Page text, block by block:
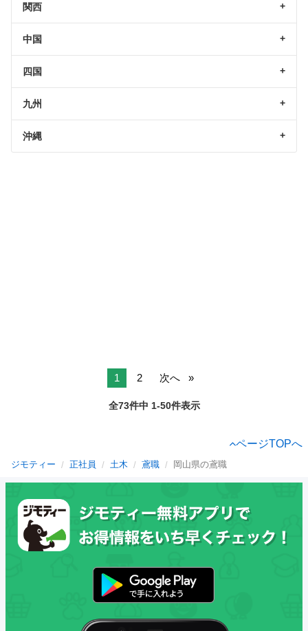
関西
中国
四国
九州
沖縄
1 2 次へ
全73件中 1-50件表示
ページTOPへ
ジモティー 正社員 土木 鳶職 岡山県の鳶職